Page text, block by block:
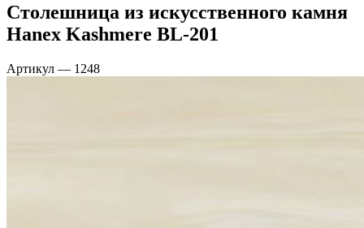
Столешница из искусственного камня
Hanex Kashmere BL-201
Артикул — 1248